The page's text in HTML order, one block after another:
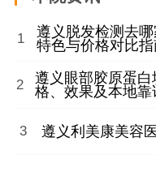
1
遵义脱发检测去
特色与价格对比
2
遵义眼部胶原蛋
格、效果及本地
3 遵义利美康美容